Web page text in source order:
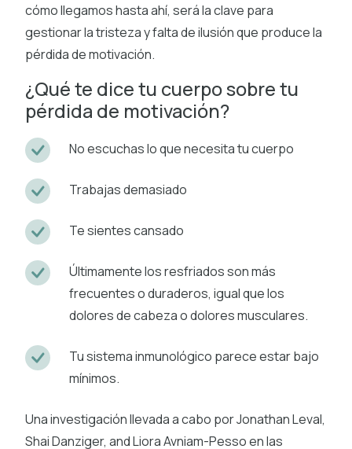
cómo llegamos hasta ahí, será la clave para
gestionar la tristeza y falta de ilusión que produce la
pérdida de motivación.
¿Qué te dice tu cuerpo sobre tu
pérdida de motivación?
No escuchas lo que necesita tu cuerpo
Trabajas demasiado
Te sientes cansado
Últimamente los resfriados son más
frecuentes o duraderos, igual que los
dolores de cabeza o dolores musculares.
Tu sistema inmunológico parece estar bajo
mínimos.
Una investigación llevada a cabo por Jonathan Leval,
Shai Danziger, and Liora Avniam-Pesso en las